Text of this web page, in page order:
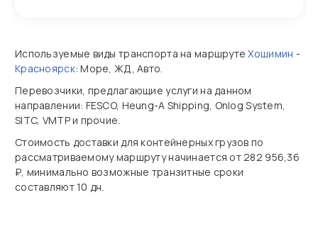
Используемые виды транспорта на маршрутеХошимин -
Красноярск: Море, ЖД, Авто.
Перевозчики, предлагающие услуги на данном
направлении: FESCO, Heung-A Shipping, Onlog System,
SITC, VMTP и прочие.
Стоимость доставки для контейнерных грузов по
рассматриваемому маршруту начинается от 282 956,36
₽, минимально возможные транзитные сроки
составляют 10 дн.